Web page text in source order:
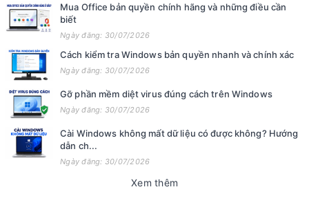
Mua Office bản quyền chính hãng và những điều cần
biết
Ngày đăng: 30/07/2026
Cách kiểm tra Windows bản quyền nhanh và chính xác
Ngày đăng: 30/07/2026
Gỡ phần mềm diệt virus đúng cách trên Windows
Ngày đăng: 30/07/2026
Cài Windows không mất dữ liệu có được không? Hướng
dẫn ch...
Ngày đăng: 30/07/2026
Xem thêm